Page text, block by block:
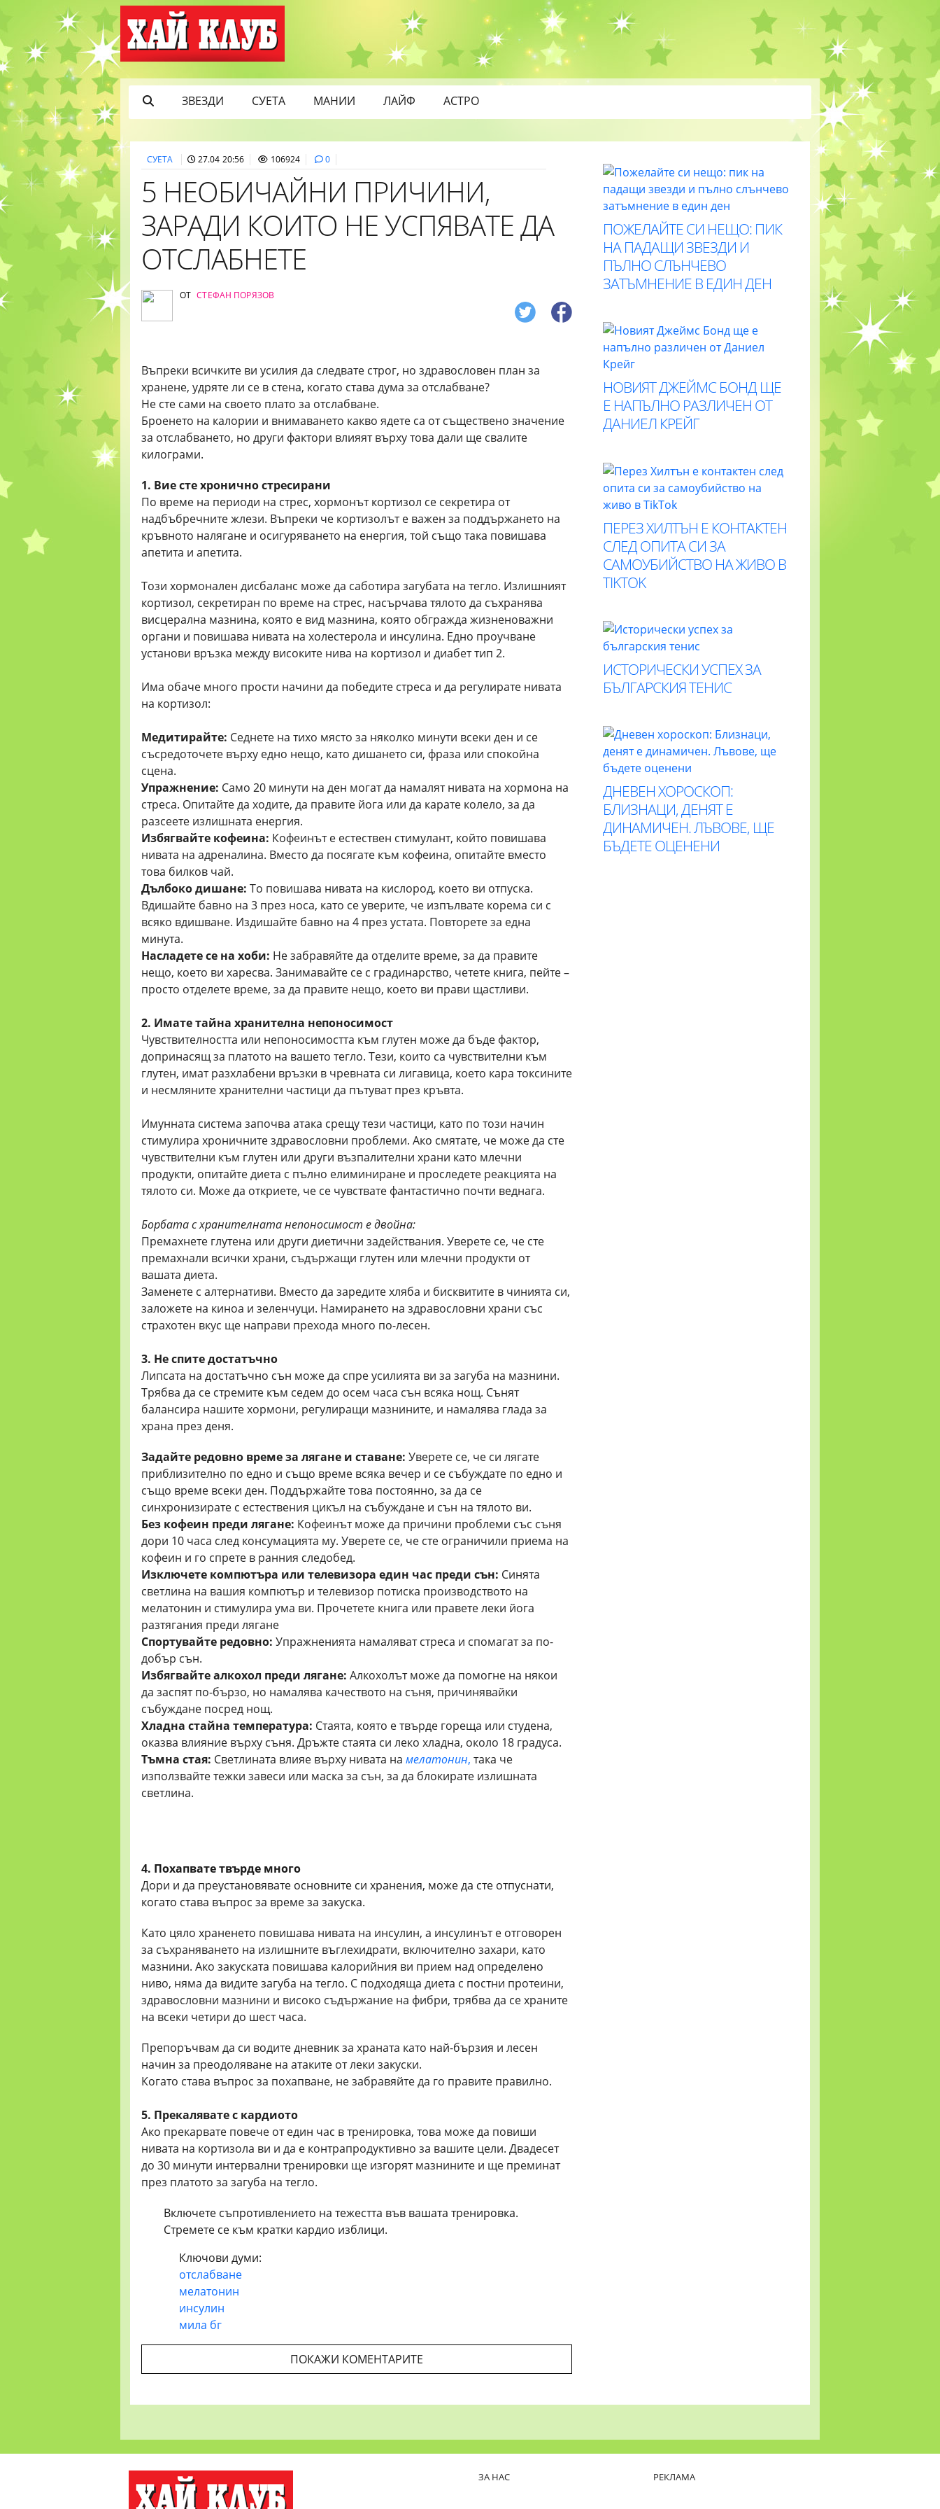
ЗВЕЗДИ СУЕТА МАНИИ ЛАЙФ АСТРО
СУЕТА 27.04 20:56 106924 0
5 НЕОБИЧАЙНИ ПРИЧИНИ,
ЗАРАДИ КОИТО НЕ УСПЯВАТЕ ДА
ОТСЛАБНЕТЕ
ОТ СТЕФАН ПОРЯЗОВ
Въпреки всичките ви усилия да следвате строг, но здравословен план за
хранене, удряте ли се в стена, когато става дума за отслабване?
Не сте сами на своето плато за отслабване.
Броенето на калории и внимаването какво ядете са от съществено значение
за отслабването, но други фактори влияят върху това дали ще свалите
килограми.
1. Вие сте хронично стресирани
По време на периоди на стрес, хормонът кортизол се секретира от
надбъбречните жлези. Въпреки че кортизолът е важен за поддържането на
кръвното налягане и осигуряването на енергия, той също така повишава
апетита и апетита.
Този хормонален дисбаланс може да саботира загубата на тегло. Излишният
кортизол, секретиран по време на стрес, насърчава тялото да съхранява
висцерална мазнина, която е вид мазнина, която обгражда жизненоважни
органи и повишава нивата на холестерола и инсулина. Едно проучване
установи връзка между високите нива на кортизол и диабет тип 2.
Има обаче много прости начини да победите стреса и да регулирате нивата
на кортизол:
Медитирайте: Седнете на тихо място за няколко минути всеки ден и се
съсредоточете върху едно нещо, като дишането си, фраза или спокойна
сцена.
Упражнение: Само 20 минути на ден могат да намалят нивата на хормона на
стреса. Опитайте да ходите, да правите йога или да карате колело, за да
разсеете излишната енергия.
Избягвайте кофеина: Кофеинът е естествен стимулант, който повишава
нивата на адреналина. Вместо да посягате към кофеина, опитайте вместо
това билков чай.
Дълбоко дишане: То повишава нивата на кислород, което ви отпуска.
Вдишайте бавно на 3 през носа, като се уверите, че изпълвате корема си с
всяко вдишване. Издишайте бавно на 4 през устата. Повторете за една
минута.
Насладете се на хоби: Не забравяйте да отделите време, за да правите
нещо, което ви харесва. Занимавайте се с градинарство, четете книга, пейте –
просто отделете време, за да правите нещо, което ви прави щастливи.
2. Имате тайна хранителна непоносимост
Чувствителността или непоносимостта към глутен може да бъде фактор,
допринасящ за платото на вашето тегло. Тези, които са чувствителни към
глутен, имат разхлабени връзки в чревната си лигавица, което кара токсините
и несмляните хранителни частици да пътуват през кръвта.
Имунната система започва атака срещу тези частици, като по този начин
стимулира хроничните здравословни проблеми. Ако смятате, че може да сте
чувствителни към глутен или други възпалителни храни като млечни
продукти, опитайте диета с пълно елиминиране и проследете реакцията на
тялото си. Може да откриете, че се чувствате фантастично почти веднага.
Борбата с хранителната непоносимост е двойна:
Премахнете глутена или други диетични задействания. Уверете се, че сте
премахнали всички храни, съдържащи глутен или млечни продукти от
вашата диета.
Заменете с алтернативи. Вместо да заредите хляба и бисквитите в чинията си,
заложете на киноа и зеленчуци. Намирането на здравословни храни със
страхотен вкус ще направи прехода много по-лесен.
3. Не спите достатъчно
Липсата на достатъчно сън може да спре усилията ви за загуба на мазнини.
Трябва да се стремите към седем до осем часа сън всяка нощ. Сънят
балансира нашите хормони, регулиращи мазнините, и намалява глада за
храна през деня.
Задайте редовно време за лягане и ставане: Уверете се, че си лягате
приблизително по едно и също време всяка вечер и се събуждате по едно и
също време всеки ден. Поддържайте това постоянно, за да се
синхронизирате с естествения цикъл на събуждане и сън на тялото ви.
Без кофеин преди лягане: Кофеинът може да причини проблеми със съня
дори 10 часа след консумацията му. Уверете се, че сте ограничили приема на
кофеин и го спрете в ранния следобед.
Изключете компютъра или телевизора един час преди сън: Синята
светлина на вашия компютър и телевизор потиска производството на
мелатонин и стимулира ума ви. Прочетете книга или правете леки йога
разтягания преди лягане
Спортувайте редовно: Упражненията намаляват стреса и спомагат за по-
добър сън.
Избягвайте алкохол преди лягане: Алкохолът може да помогне на някои
да заспят по-бързо, но намалява качеството на съня, причинявайки
събуждане посред нощ.
Хладна стайна температура: Стаята, която е твърде гореща или студена,
оказва влияние върху съня. Дръжте стаята си леко хладна, около 18 градуса.
Тъмна стая: Светлината влияе върху нивата на мелатонин, така че
използвайте тежки завеси или маска за сън, за да блокирате излишната
светлина.
4. Похапвате твърде много
Дори и да преустановявате основните си хранения, може да сте отпуснати,
когато става въпрос за време за закуска.
Като цяло храненето повишава нивата на инсулин, а инсулинът е отговорен
за съхраняването на излишните въглехидрати, включително захари, като
мазнини. Ако закуската повишава калорийния ви прием над определено
ниво, няма да видите загуба на тегло. С подходяща диета с постни протеини,
здравословни мазнини и високо съдържание на фибри, трябва да се храните
на всеки четири до шест часа.
Препоръчвам да си водите дневник за храната като най-бързия и лесен
начин за преодоляване на атаките от леки закуски.
Когато става въпрос за похапване, не забравяйте да го правите правилно.
5. Прекалявате с кардиото
Ако прекарвате повече от един час в тренировка, това може да повиши
нивата на кортизола ви и да е контрапродуктивно за вашите цели. Двадесет
до 30 минути интервални тренировки ще изгорят мазнините и ще преминат
през платото за загуба на тегло.
Включете съпротивлението на тежестта във вашата тренировка.
Стремете се към кратки кардио изблици.
Ключови думи:
отслабване
мелатонин
инсулин
мила бг
ПОКАЖИ КОМЕНТАРИТЕ
ПОЖЕЛАЙТЕ СИ НЕЩО: ПИК
НА ПАДАЩИ ЗВЕЗДИ И
ПЪЛНО СЛЪНЧЕВО
ЗАТЪМНЕНИЕ В ЕДИН ДЕН
НОВИЯТ ДЖЕЙМС БОНД ЩЕ
Е НАПЪЛНО РАЗЛИЧЕН ОТ
ДАНИЕЛ КРЕЙГ
ПЕРЕЗ ХИЛТЪН Е КОНТАКТЕН
СЛЕД ОПИТА СИ ЗА
САМОУБИЙСТВО НА ЖИВО В
TIKTOK
ИСТОРИЧЕСКИ УСПЕХ ЗА
БЪЛГАРСКИЯ ТЕНИС
ДНЕВЕН ХОРОСКОП:
БЛИЗНАЦИ, ДЕНЯТ Е
ДИНАМИЧЕН. ЛЪВОВЕ, ЩЕ
БЪДЕТЕ ОЦЕНЕНИ
ЗА НАС РЕКЛАМА